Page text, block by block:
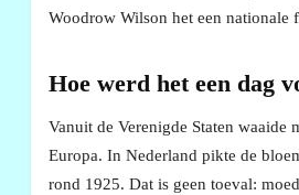
Woodrow Wilson het een nationale
Hoe werd het een dag
Vanuit de Verenigde Staten waaide
Europa. In Nederland pikte de
rond 1925. Dat is geen toeval: